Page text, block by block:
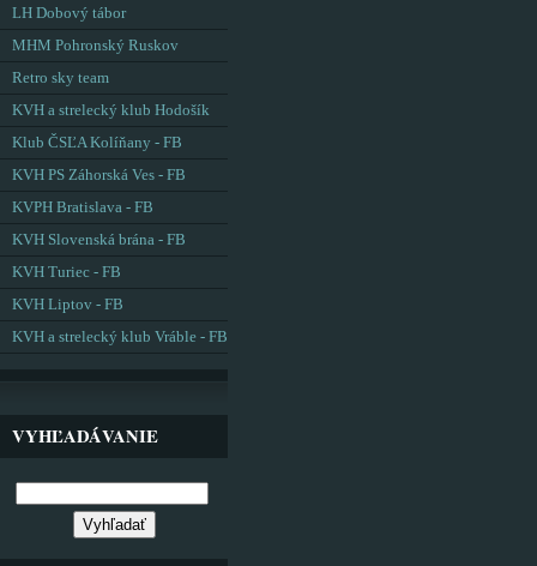
LH Dobový tábor
MHM Pohronský Ruskov
Retro sky team
KVH a strelecký klub Hodošík
Klub ČSĽA Kolíňany - FB
KVH PS Záhorská Ves - FB
KVPH Bratislava - FB
KVH Slovenská brána - FB
KVH Turiec - FB
KVH Liptov - FB
KVH a strelecký klub Vráble - FB
VYHĽADÁVANIE